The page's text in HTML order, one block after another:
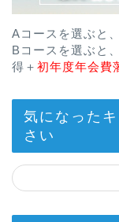
Aコースを選ぶと、
Bコースを選ぶと、
得＋ 初年度年会費
気になった
さい